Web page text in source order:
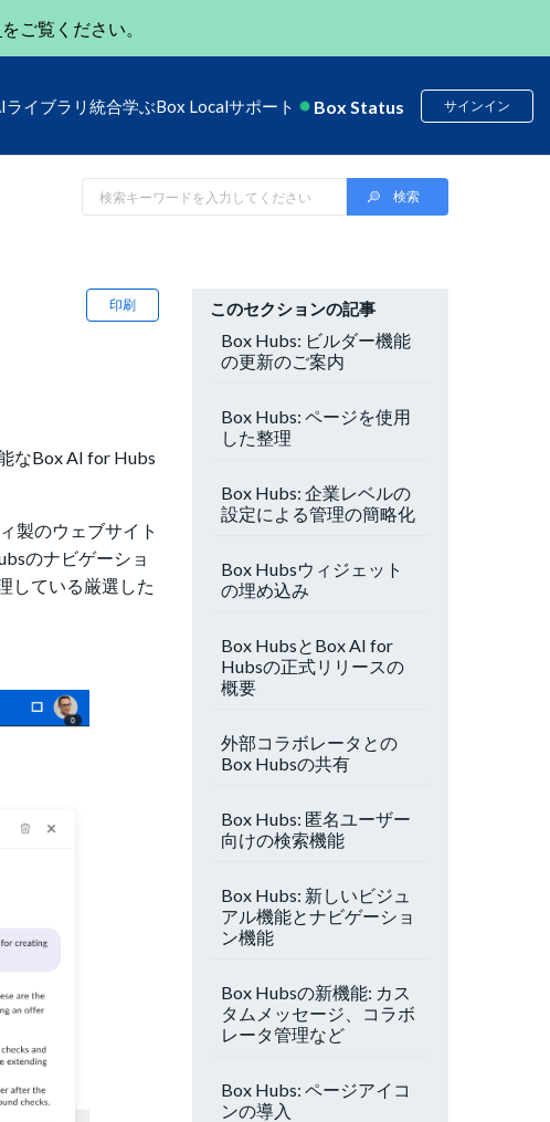
をご覧ください。
ライブラリ 統合学ぶBox Localサポート Box Status サインイン
印刷
なBox AI for Hubs
製のウェブサイト
のナビゲーショ
している厳選した
このセクションの記事
Box Hubs: ビルダー機能
の更新のご案内
Box Hubs: ページを使用
した整理
Box Hubs: 企業レベルの
設定による管理の簡略化
Box Hubsウィジェット
の埋め込み
Box HubsとBox AI for
Hubsの正式リリースの
概要
外部コラボレータとの
Box Hubsの共有
Box Hubs: 匿名ユーザー
向けの検索機能
Box Hubs: 新しいビジュ
アル機能とナビゲーショ
ン機能
Box Hubsの新機能: カス
タムメッセージ、コラボ
レータ管理など
Box Hubs: ページアイコ
ンの導入